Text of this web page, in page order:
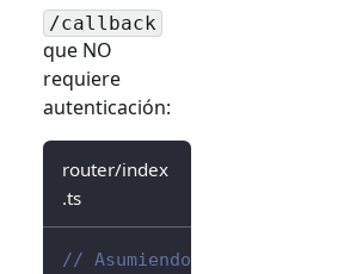
/callback
que NO
requiere
autenticación:
router/index
.ts
// Asumiendo vue-router